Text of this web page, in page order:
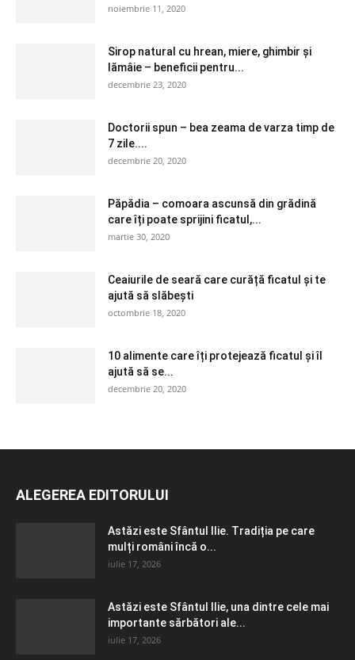
noiembrie 11, 2020
Sirop natural cu hrean, miere, ghimbir și
lămâie – beneficii pentru...
decembrie 23, 2020
Doctorii spun – bea zeama de varza timp de
7 zile....
decembrie 20, 2020
Păpădia – comoara ascunsă din grădină
care îți poate sprijini ficatul,...
martie 30, 2020
Ceaiurile de seară care curăță ficatul și te
ajută să slăbești
octombrie 18, 2020
10 alimente care îți protejează ficatul și îl
ajută să se...
decembrie 20, 2020
ALEGEREA EDITORULUI
Astăzi este Sfântul Ilie. Tradiția pe care
mulți români încă o...
iulie 17, 2026
Astăzi este Sfântul Ilie, una dintre cele mai
importante sărbători ale...
iulie 17, 2026